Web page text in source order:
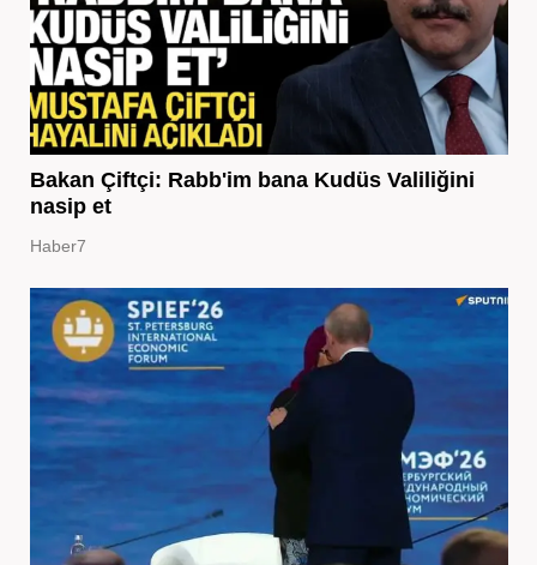
Bakan Çiftçi: Rabb'im bana Kudüs Valiliğini
nasip et
Haber7